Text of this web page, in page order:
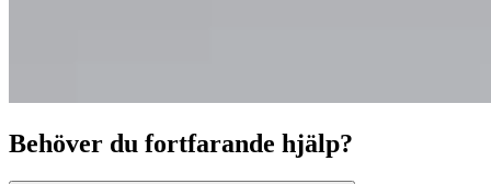
Behöver du fortfarande hjälp?